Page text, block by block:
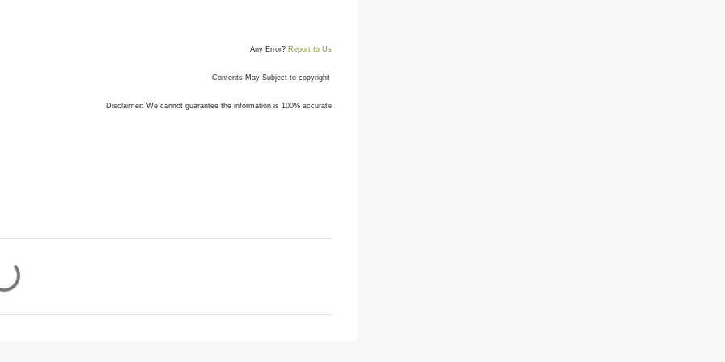
Any Error? Report to Us
Contents May Subject to copyright
Disclaimer: We cannot guarantee the information is 100% accurate